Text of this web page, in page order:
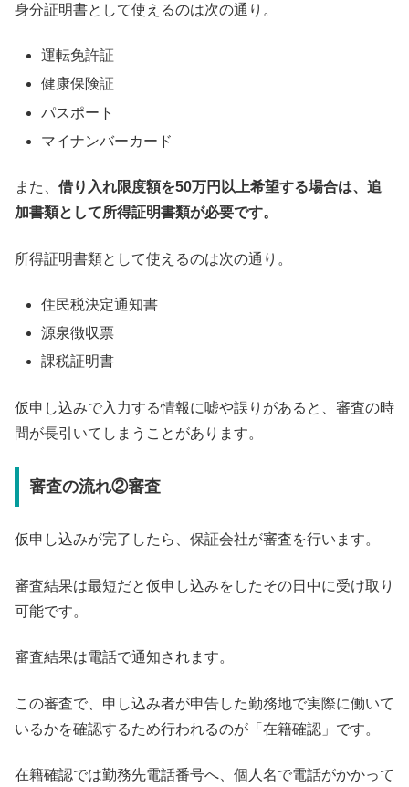
身分証明書として使えるのは次の通り。
運転免許証
健康保険証
パスポート
マイナンバーカード
また、 借り入れ限度額を50万円以上希望する場合は、追
加書類として所得証明書類が必要です。
所得証明書類として使えるのは次の通り。
住民税決定通知書
源泉徴収票
課税証明書
仮申し込みで入力する情報に嘘や誤りがあると、審査の時
間が長引いてしまうことがあります。
審査の流れ②審査
仮申し込みが完了したら、保証会社が審査を行います。
審査結果は最短だと仮申し込みをしたその日中に受け取り
可能です。
審査結果は電話で通知されます。
この審査で、申し込み者が申告した勤務地で実際に働いて
いるかを確認するため行われるのが「在籍確認」です。
在籍確認では勤務先電話番号へ、個人名で電話がかかって